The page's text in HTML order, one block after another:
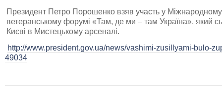
Президент Петро Порошенко взяв участь у
ветеранському форумі «Там, де ми – там Україна», який
Києві в Мистецькому арсеналі.
http://www.president.gov.ua/news/vashimi-zusillyami-bulo-
49034